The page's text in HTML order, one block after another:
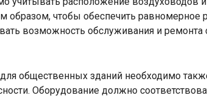
чтобы обеспечить равномерное
возможность обслуживания и ремонта
общественных зданий необходимо
Оборудование должно